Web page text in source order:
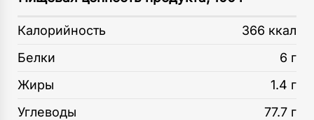
Калорийность
366 ккал
Белки
6 г
Жиры
1.4 г
Углеводы
77.7 г